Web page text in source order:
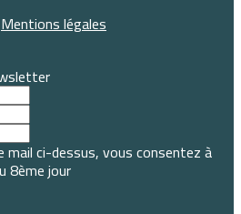
Mentions légales
mail ci-dessus, vous consentez à
8ème jour